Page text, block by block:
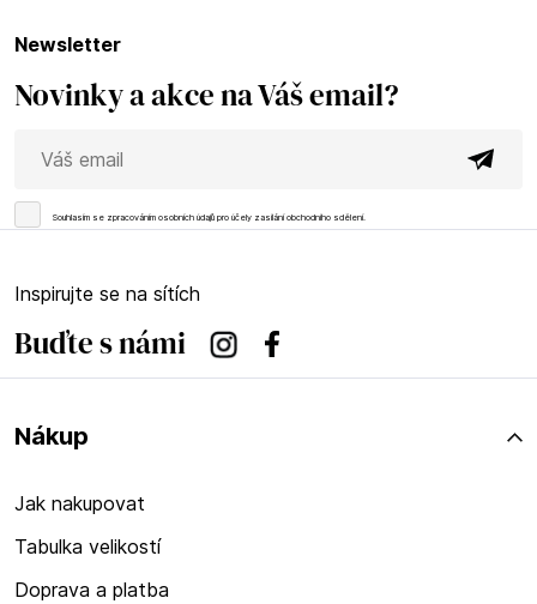
newsletter
Novinky a akce na Váš email?
Souhlasím se zpracováním osobních údajů pro účely zasílání obchodního sdělení.
Inspirujte se na sítích
Buďte s námi InstagramFacebook
Nákup
Jak nakupovat
Tabulka velikostí
Doprava a platba